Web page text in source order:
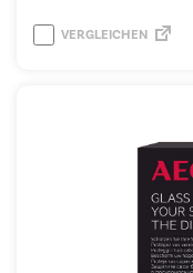
VERGLEICHEN